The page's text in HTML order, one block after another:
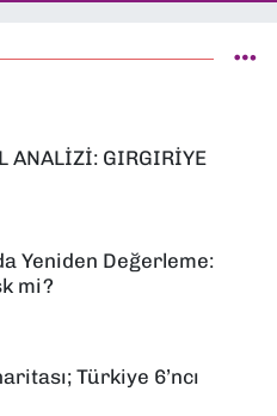
ANALİZİ: GIRGIRİYE
Yeniden Değerleme:
mi?
Türkiye 6’ncı